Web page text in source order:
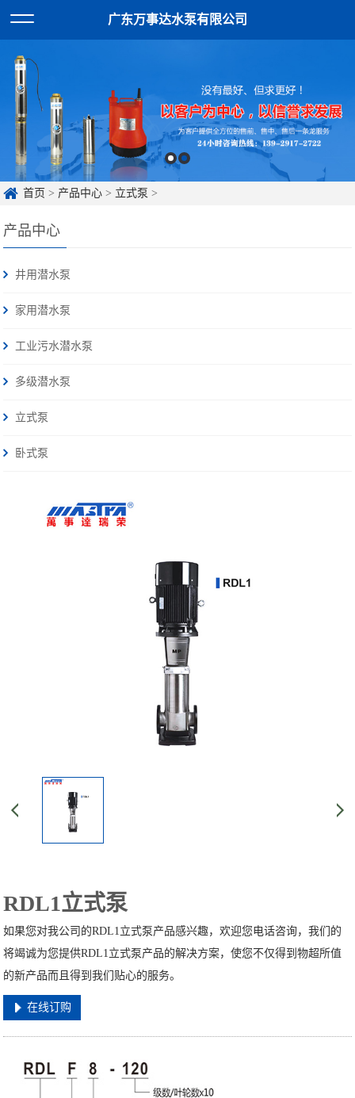
广东万事达水泵有限公司
首页 > 产品中心 > 立式泵 >
产品中心
井用潜水泵
家用潜水泵
工业污水潜水泵
多级潜水泵
立式泵
卧式泵
RDL1立式泵
如果您对我公司的RDL1立式泵产品感兴趣，欢迎您电话咨询，我们的
将竭诚为您提供RDL1立式泵产品的解决方案，使您不仅得到物超所值
的新产品而且得到我们贴心的服务。
在线订购